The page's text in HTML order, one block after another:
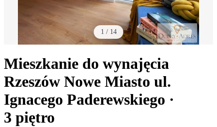
1 / 14
Mieszkanie do wynajęcia
Rzeszów Nowe Miasto ul.
Ignacego Paderewskiego ·
3 piętro